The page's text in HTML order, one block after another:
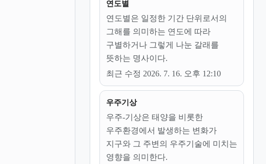
연도별
연도별은 일정한 기간 단위로서의
그해를 의미하는 연도에 따라
구별하거나 그렇게 나눈 갈래를
뜻하는 명사이다.
최근 수정 2026. 7. 16. 오후 12:10
우주기상
우주-기상은 태양을 비롯한
우주환경에서 발생하는 변화가
지구와 그 주변의 우주기술에 미치는
영향을 의미한다.